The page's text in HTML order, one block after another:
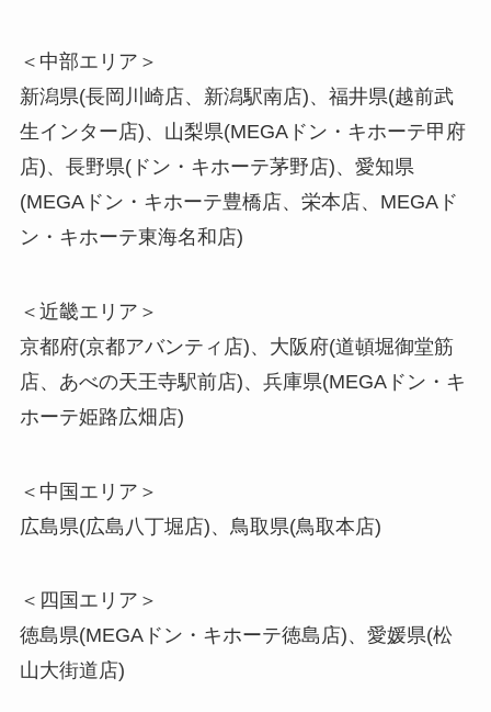
＜中部エリア＞
新潟県(長岡川崎店、新潟駅南店)、福井県(越前武
生インター店)、山梨県(MEGAドン・キホーテ甲府
店)、長野県(ドン・キホーテ茅野店)、愛知県
(MEGAドン・キホーテ豊橋店、栄本店、MEGAド
ン・キホーテ東海名和店)
＜近畿エリア＞
京都府(京都アバンティ店)、大阪府(道頓堀御堂筋
店、あべの天王寺駅前店)、兵庫県(MEGAドン・キ
ホーテ姫路広畑店)
＜中国エリア＞
広島県(広島八丁堀店)、鳥取県(鳥取本店)
＜四国エリア＞
徳島県(MEGAドン・キホーテ徳島店)、愛媛県(松
山大街道店)